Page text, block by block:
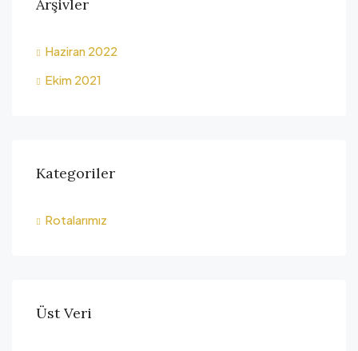
Arşivler
Haziran 2022
Ekim 2021
Kategoriler
Rotalarımız
Üst Veri